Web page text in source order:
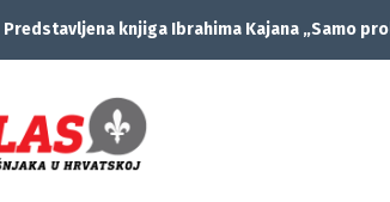
Predstavljena knjiga Ibrahima Kajana „Samo